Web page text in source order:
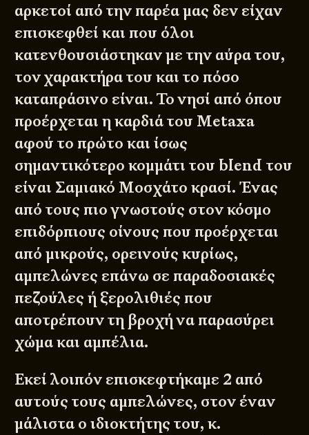
αρκετοί από την παρέα μας δεν είχαν
επισκεφθεί και που όλοι
κατενθουσιάστηκαν με την αύρα του,
τον χαρακτήρα του και το πόσο
καταπράσινο είναι. Το νησί από όπου
προέρχεται η καρδιά του Metaxa
αφού το πρώτο και ίσως
σημαντικότερο κομμάτι του blend του
είναι Σαμιακό Μοσχάτο κρασί. Ένας
από τους πιο γνωστούς στον κόσμο
επιδόρπιους οίνους που προέρχεται
από μικρούς, ορεινούς κυρίως,
αμπελώνες επάνω σε παραδοσιακές
πεζούλες ή ξερολιθιές που
αποτρέπουν τη βροχή να παρασύρει
χώμα και αμπέλια.
Εκεί λοιπόν επισκεφτήκαμε 2 από
αυτούς τους αμπελώνες, στον έναν
μάλιστα ο ιδιοκτήτης του, κ.